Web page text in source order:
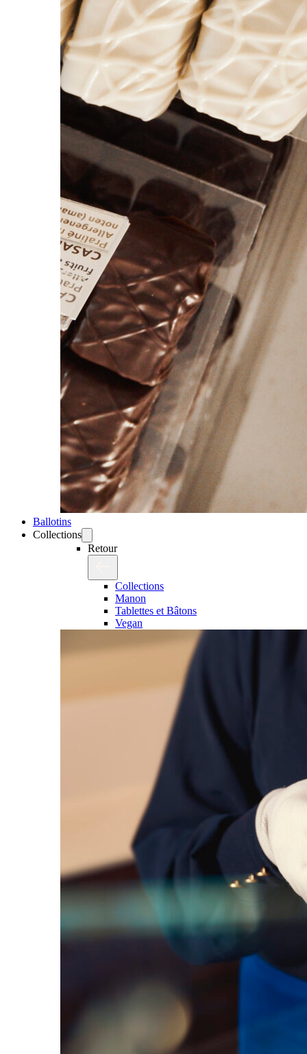
Ballotins
Collections
Retour
Collections
Manon
Tablettes et Bâtons
Vegan